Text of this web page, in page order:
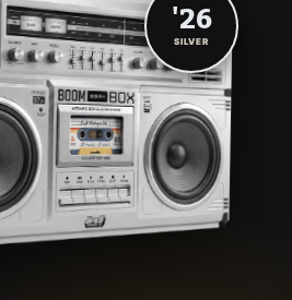
'26
SILVER